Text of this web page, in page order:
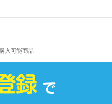
入可能商品